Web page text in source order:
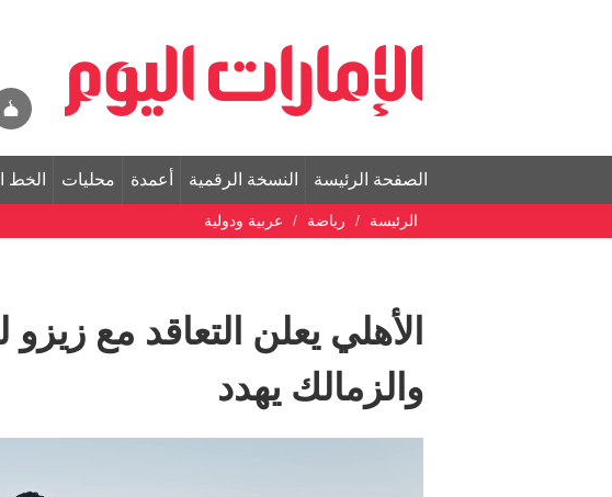
الصفحة الرئيسة النسخة الرقمية أعمدة محليات الخط
الرئيسة رياضة عربية ودولية
الأهلي يعلن التعاقد مع
والزمالك يهدد